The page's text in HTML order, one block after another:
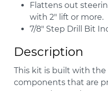
Flattens out
with 2" lift or more.
7/8" Step Drill Bit
Description
This kit is built with the
components that are